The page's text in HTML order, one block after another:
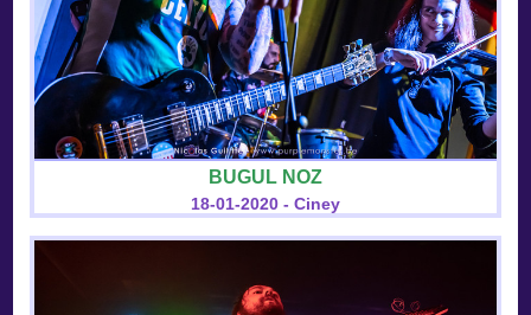
BUGUL NOZ
18-01-2020 - Ciney